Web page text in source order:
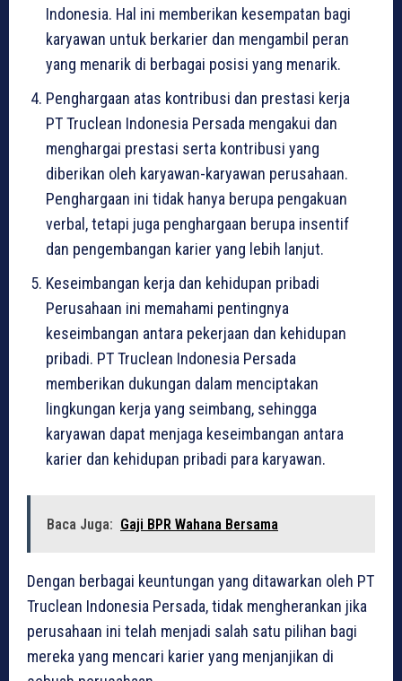
Indonesia. Hal ini memberikan kesempatan bagi
karyawan untuk berkarier dan mengambil peran
yang menarik di berbagai posisi yang menarik.
Penghargaan atas kontribusi dan prestasi kerja
PT Truclean Indonesia Persada mengakui dan
menghargai prestasi serta kontribusi yang
diberikan oleh karyawan-karyawan perusahaan.
Penghargaan ini tidak hanya berupa pengakuan
verbal, tetapi juga penghargaan berupa insentif
dan pengembangan karier yang lebih lanjut.
Keseimbangan kerja dan kehidupan pribadi
Perusahaan ini memahami pentingnya
keseimbangan antara pekerjaan dan kehidupan
pribadi. PT Truclean Indonesia Persada
memberikan dukungan dalam menciptakan
lingkungan kerja yang seimbang, sehingga
karyawan dapat menjaga keseimbangan antara
karier dan kehidupan pribadi para karyawan.
Baca Juga: Gaji BPR Wahana Bersama
Dengan berbagai keuntungan yang ditawarkan oleh PT
Truclean Indonesia Persada, tidak mengherankan jika
perusahaan ini telah menjadi salah satu pilihan bagi
mereka yang mencari karier yang menjanjikan di